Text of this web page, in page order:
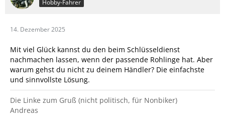
Hobby-Fahrer
14. Dezember 2025
Mit viel Glück kannst du den beim Schlüsseldienst
nachmachen lassen, wenn der passende Rohlinge hat. Aber
warum gehst du nicht zu deinem Händler? Die einfachste
und sinnvollste Lösung.
Die Linke zum Gruß (nicht politisch, für Nonbiker)
Andreas